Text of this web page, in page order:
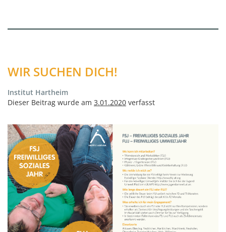
WIR SUCHEN DICH!
Institut Hartheim
Dieser Beitrag wurde am 3.01.2020 verfasst